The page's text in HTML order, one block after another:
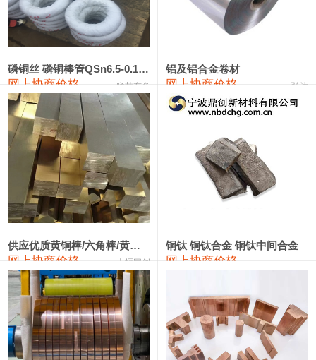
1#镁 17,000—18,000 17,500
1#电解锰 18,900—19,100 19,000
1#电解锰(99.7%袋装) 18,000—18,200 18,100
1#铬 60,000—82,000
553#硅 9,300—9,500
441#硅 9,600—9,800 9,700
3303#硅 10,300—10,500 10,400
2202#硅 14,100—14,300
金属硅3303#-2202# 10,400—14,200 12,300 0
漆包线 111,970—115,970 113,970
磷铜合金 110,800—117,600 114,200 400
无氧铜丝(硬) 109,710—110,010 109,860
磷铜丝 磷铜棒管QSn6.5-0.1 7-0.2 8-0.3
网上协商价格 联荣有色
铝及铝合金卷材
网上协商价格 弘达
供应优质黄铜棒/六角棒/黄铜方板
网上协商价格 十堰同创
铜钛 铜钛合金 铜钛中间合金
网上协商价格